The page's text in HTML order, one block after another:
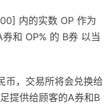
内的实数 OP 作为
和 OP% 的 B券 以当
币，交易所将会兑换给
提供给顾客的A券和B